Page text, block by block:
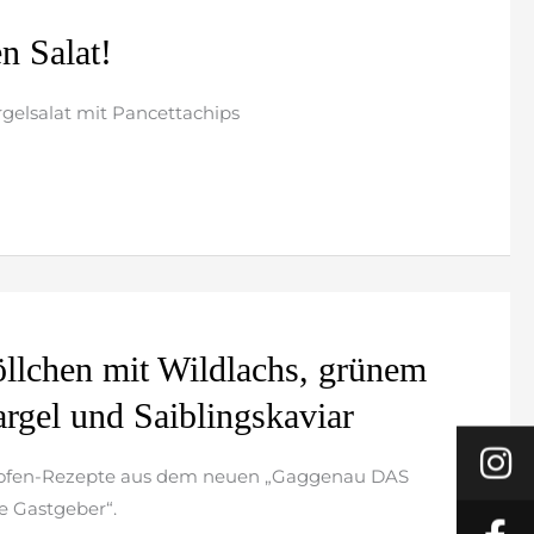
Salat!
mit Pancettachips
mit Wildlachs, grünem
und Saiblingskaviar
Rezepte aus dem neuen „Gaggenau DAS
Gastgeber“.